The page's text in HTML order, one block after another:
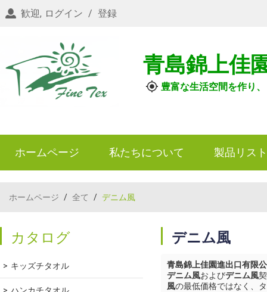
歓迎, ログイン / 登録
青島錦上佳
豊富な生活空間を作り
ホームページ 私たちについて 製品リスト
ホームページ / 全て / デニム風
カタログ
キッズチタオル
デニム風
青島錦上佳園進出口有限
デニム風およびデニム風
風の最低価格ではなく、